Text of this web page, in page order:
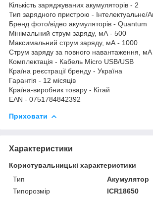
Кількість заряджуваних акумуляторів - 2
Тип зарядного пристрою - Інтелектуальне/
Бренд фото/відео акумуляторів - Quantum
Мінімальний струм заряду, мА - 500
Максимальний струм заряду, мА - 1000
Струм заряду за повного навантаження,
Комплектація - Кабель Micro USB/USB
Країна реєстрації бренду - Україна
Гарантія - 12 місяців
Країна-виробник товару - Кітай
EAN - 0751784842392
Приховати
Характеристики
Користувальницькі характеристики
Тип
Акумулятор
Типорозмір
ICR18650